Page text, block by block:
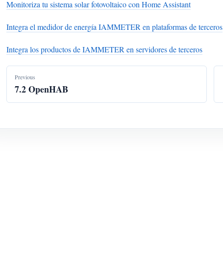
Monitoriza tu sistema solar fotovoltaico con Home Assistant
Integra el medidor de energía IAMMETER en plataformas de terceros
Integra los productos de IAMMETER en servidores de terceros
Previous
7.2 OpenHAB